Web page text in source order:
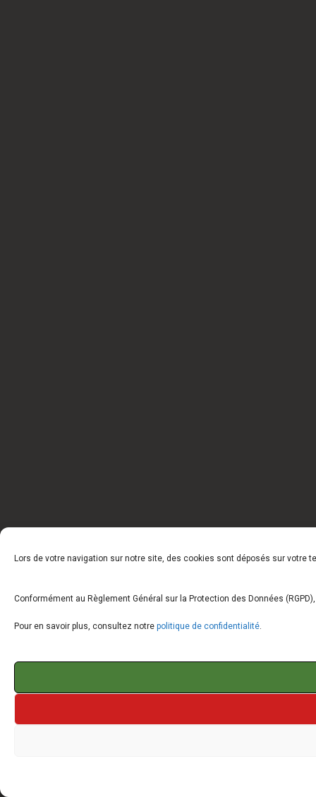
Lors de votre navigation sur notre site, des cookies sont déposés sur votre
Conformément au Règlement Général sur la Protection des Données
Pour en savoir plus, consultez notre politique de confidentialité.